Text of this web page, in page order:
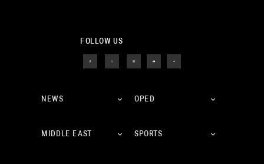
FOLLOW US
NEWS OPED
MIDDLE EAST SPORTS